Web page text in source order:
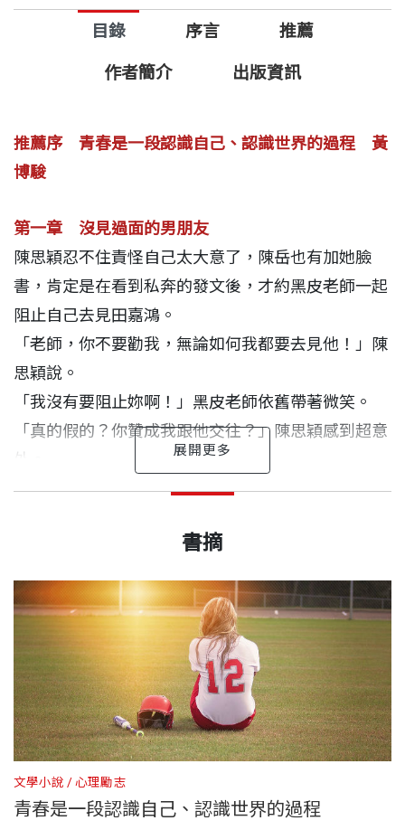
師長父母眼中會讀書又善良的哥哥，竟然從電玩遊戲
殺到現實世界，認為暴力是解決難題快又有效的手
段。意外在網路上爆紅的他，為了滿足自己的虛榮
面對比以往更多的危險與誘惑，認識網路世界的真實
個世界之間取得平衡，進一步善用網路的正面力量，
而不是迷失其中，是網路世代最重要的功課。
目錄 序言 推薦
作者簡介 出版資訊
推薦序 青春是一段認識自己、認識世界的過程 黃
博駿
第一章 沒見過面的男朋友
陳思穎忍不住責怪自己太大意了，陳岳也有加她臉
書，肯定是在看到私奔的發文後，才約黑皮老師一起
阻止自己去見田嘉鴻。
「老師，你不要勸我，無論如何我都要去見他！」陳
思穎說。
「我沒有要阻止妳啊！」黑皮老師依舊帶著微笑。
「真的假的？你贊成我跟他交往？」陳思穎感到超意
「老師，你是不是搞錯了？」這下換陳岳急了，「我
陳岳說。
第二章 爆頭只是一場遊戲
陳岳被對方瞪得很不爽，兩個拳頭握得緊緊的，突然
間，他不知道哪來的衝動，一拳就往蘇子洋的臉揮
去。
蘇子洋整個人往後一倒，陳岳還不肯罷手，搶上前跨
坐在他身上，左一拳右一拳揮個不停，甚至還拿起一
E，想要長期維繫友誼真的大不易。小學、國中的同
學幾乎全部失聯，很多大學同學現在也沒多聯絡，只
剩幾位高中同學比較熟悉。
沒想到今天，網路已經成為人與人交流互動的主要平
台。根據「2010台灣青少年上網安全長期觀察報
告」，學生週末上網時數暴增，一天上網時間平均為
三小時，而且上網交友已取代了線上遊戲，是學生上
網的主要動機。我想在七年後的今天，應該是有過之
我與「黑皮老師」相識，源自那年考完大學統一入學
測驗後，想在開學前做些有趣的事情。
當時在網路上看到卡內基訓練的工作機會，雖然應徵
條件開出必須是大學在學生，只有高中學歷的我卻自
動忽略那些條件，仍然寄出履歷，並且頂著幾天前剛
染好的金髮，天不怕地不怕的前去面試……最後真的
成功過關！
美國加州大學經濟學系畢業、耶魯大學企管研究碩
師，現任卡內基訓練大中華區執行長、卡內基訓練
「優勢銷售」等九種課程資深講師。
著有《人人需要銷售力》（與黑幼龍合著，天下文化
出版）、《但願你20歲就懂的18件事》（與黑幼龍合
著，圓神出版）、《三明治主管怎麼當》（今周刊出
版）。
書號 BBP419
出版社 天下文化
裝幀 平裝
開本 14.8×21cm
書摘
文學小說 心理勵志
青春是一段認識自己、認識世界的過程